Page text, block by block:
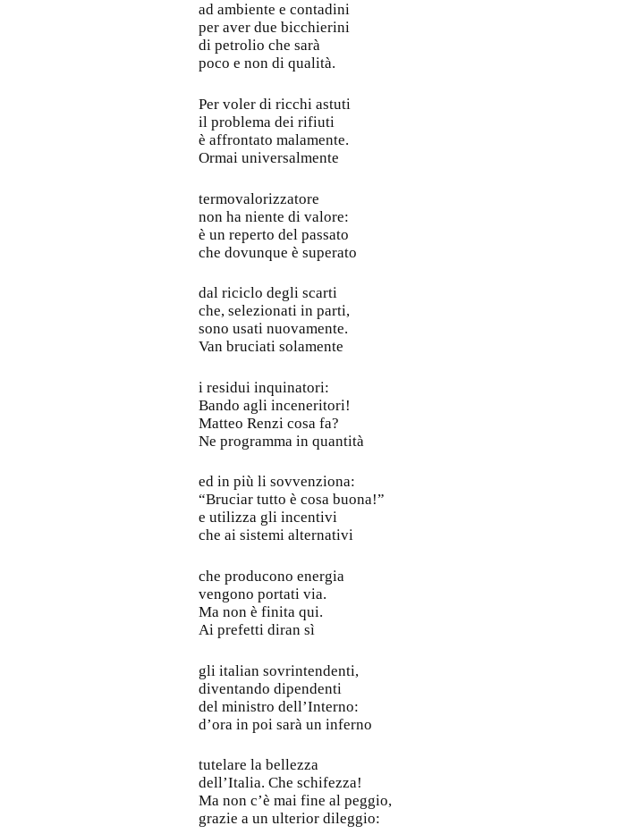
ad ambiente e contadini
per aver due bicchierini
di petrolio che sarà
poco e non di qualità.
Per voler di ricchi astuti
il problema dei rifiuti
è affrontato malamente.
Ormai universalmente
termovalorizzatore
non ha niente di valore:
è un reperto del passato
che dovunque è superato
dal riciclo degli scarti
che, selezionati in parti,
sono usati nuovamente.
Van bruciati solamente
i residui inquinatori:
Bando agli inceneritori!
Matteo Renzi cosa fa?
Ne programma in quantità
ed in più li sovvenziona:
“Bruciar tutto è cosa buona!”
e utilizza gli incentivi
che ai sistemi alternativi
che producono energia
vengono portati via.
Ma non è finita qui.
Ai prefetti diran sì
gli italian sovrintendenti,
diventando dipendenti
del ministro dell’Interno:
d’ora in poi sarà un inferno
tutelare la bellezza
dell’Italia. Che schifezza!
Ma non c’è mai fine al peggio,
grazie a un ulterior dileggio: